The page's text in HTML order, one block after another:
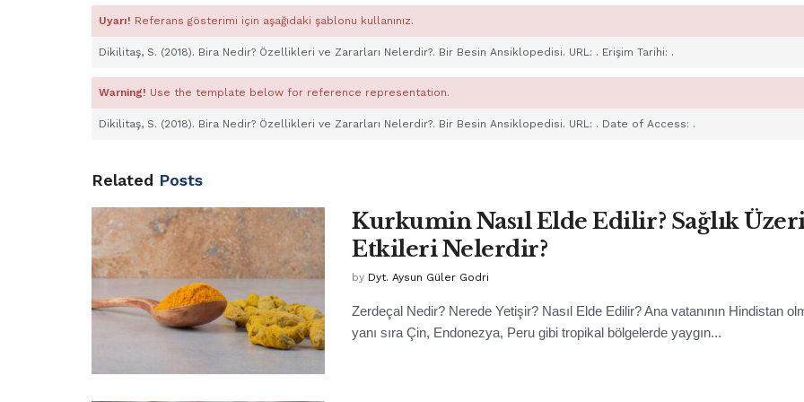
Uyarı! Referans gösterimi için aşağıdaki şablonu kullanınız.
Dikilitaş, S. (2018). Bira Nedir? Özellikleri ve Zararları Nelerdir?. Bir Besin Ansiklopedisi. URL: . Erişim Tarihi: .
Warning! Use the template below for reference representation.
Dikilitaş, S. (2018). Bira Nedir? Özellikleri ve Zararları Nelerdir?. Bir Besin Ansiklopedisi. URL: . Date of Access: .
Related Posts
Kurkumin Nasıl Elde Edilir? Sağlık
Etkileri Nelerdir?
by Dyt. Aysun Güler Godri
Zerdeçal Nedir? Nerede Yetişir? Nasıl Elde Edilir? Ana vatanının Hindistan
yanı sıra Çin, Endonezya, Peru gibi tropikal bölgelerde yaygın...